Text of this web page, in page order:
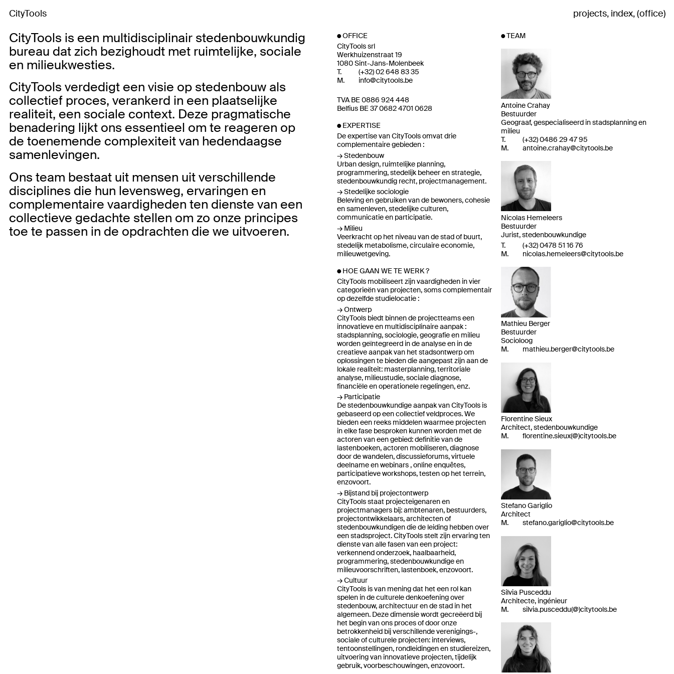
CityTools projects index office
CityTools is een multidisciplinair stedenbouwkundig
bureau dat zich bezighoudt met ruimtelijke, sociale
en milieukwesties.
CityTools verdedigt een visie op stedenbouw als
collectief proces, verankerd in een plaatselijke
realiteit, een sociale context. Deze pragmatische
benadering lijkt ons essentieel om te reageren op
de toenemende complexiteit van hedendaagse
samenlevingen.
Ons team bestaat uit mensen uit verschillende
disciplines die hun levensweg, ervaringen en
complementaire vaardigheden ten dienste van een
collectieve gedachte stellen om zo onze principes
toe te passen in de opdrachten die we uitvoeren.
OFFICE
CityTools srl
Werkhuizenstraat 19
1080 Sint-Jans-Molenbeek
T. (+32)02 648 83 35
M. info@citytools.be
TVA BE 0886 924 448
Belfius BE 37 0682 4701 0628
EXPERTISE
De expertise van CityTools omvat drie
complementaire gebieden :
Stedenbouw
Urban design, ruimtelijke planning,
programmering, stedelijk beheer en strategie,
stedenbouwkundig recht, projectmanagement.
Stedelijke sociologie
Beleving en gebruiken van de bewoners, cohesie
en samenleven, stedelijke culturen,
communicatie en participatie.
Milieu
Veerkracht op het niveau van de stad of buurt,
stedelijk metabolisme, circulaire economie,
milieuwetgeving.
HOE GAAN WE TE WERK ?
CityTools mobiliseert zijn vaardigheden in vier
categorieën van projecten, soms complementair
op dezelfde studielocatie :
Ontwerp
CityTools biedt binnen de projectteams een
innovatieve en multidisciplinaire aanpak :
stadsplanning, sociologie, geografie en milieu
worden geïntegreerd in de analyse en in de
creatieve aanpak van het stadsontwerp om
oplossingen te bieden die aangepast zijn aan de
lokale realiteit: masterplanning, territoriale
analyse, milieustudie, sociale diagnose,
financiële en operationele regelingen, enz.
Participatie
De stedenbouwkundige aanpak van CityTools is
gebaseerd op een collectief veldproces. We
bieden een reeks middelen waarmee projecten
in elke fase besproken kunnen worden met de
actoren van een gebied: definitie van de
lastenboeken, actoren mobiliseren, diagnose
door de wandelen, discussieforums, virtuele
deelname en webinars , online enquêtes,
participatieve workshops, testen op het terrein,
enzovoort.
Bijstand bij projectontwerp
CityTools staat projecteigenaren en
projectmanagers bij: ambtenaren, bestuurders,
projectontwikkelaars, architecten of
stedenbouwkundigen die de leiding hebben over
een stadsproject. CityTools stelt zijn ervaring ten
dienste van alle fasen van een project:
verkennend onderzoek, haalbaarheid,
programmering, stedenbouwkundige en
milieuvoorschriften, lastenboek, enzovoort.
Cultuur
CityTools is van mening dat het een rol kan
spelen in de culturele denkoefening over
stedenbouw, architectuur en de stad in het
algemeen. Deze dimensie wordt gecreëerd bij
het begin van ons proces of door onze
betrokkenheid bij verschillende verenigings-,
sociale of culturele projecten: interviews,
tentoonstellingen, rondleidingen en studiereizen,
uitvoering van innovatieve projecten, tijdelijk
gebruik, voorbeschouwingen, enzovoort.
TEAM
Antoine Crahay
Bestuurder
Geograaf, gespecialiseerd in stadsplanning en
milieu
T.(+32)0486 29 47 95
M.antoine.crahay@citytools.be
Nicolas Hemeleers
Bestuurder
Jurist, stedenbouwkundige
T.(+32)0478 51 16 76
M. nicolas.hemeleers@citytools.be
Mathieu Berger
Bestuurder
Socioloog
M. mathieu.berger@citytools.be
Florentine Sieux
Architect, stedenbouwkundige
M.florentine.sieux(@)citytools.be
Stefano Gariglio
Architect
M.stefano.gariglio@citytools.be
Silvia Pusceddu
Architecte, ingénieur
M.silvia.pusceddu(@)citytools.be